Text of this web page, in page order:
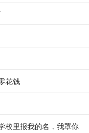
花钱
校里报我的名，我罩你